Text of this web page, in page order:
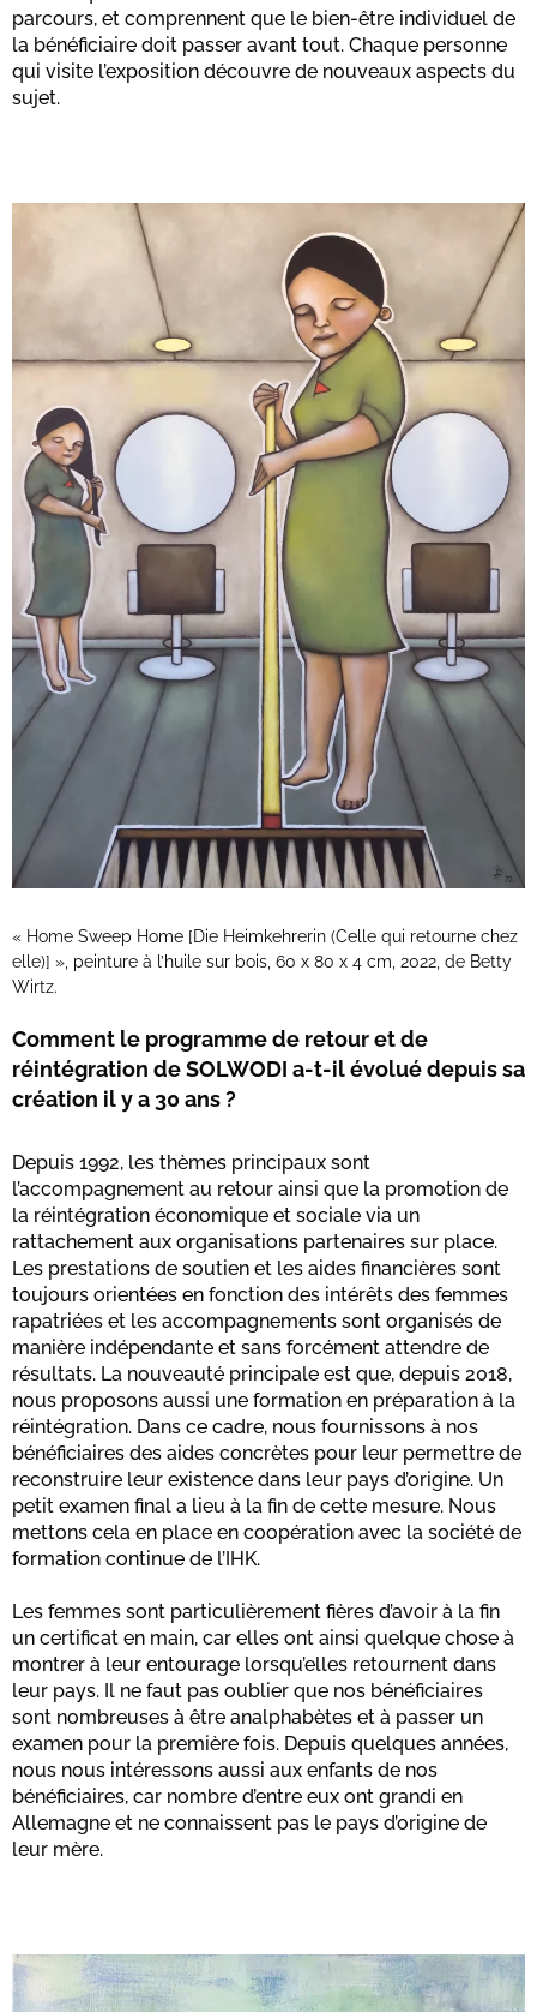
parcours, et comprennent que le bien-être individuel de
la bénéficiaire doit passer avant tout. Chaque personne
qui visite l’exposition découvre de nouveaux aspects du
sujet.
« Home Sweep Home [Die Heimkehrerin (Celle qui retourne chez
elle)] », peinture à l’huile sur bois, 60 x 80 x 4 cm, 2022, de Betty
Wirtz.
Comment le programme de retour et de
réintégration de SOLWODI a-t-il évolué depuis sa
création il y a 30 ans ?
Depuis 1992, les thèmes principaux sont
l’accompagnement au retour ainsi que la promotion de
la réintégration économique et sociale via un
rattachement aux organisations partenaires sur place.
Les prestations de soutien et les aides financières sont
toujours orientées en fonction des intérêts des femmes
rapatriées et les accompagnements sont organisés de
manière indépendante et sans forcément attendre de
résultats. La nouveauté principale est que, depuis 2018,
nous proposons aussi une formation en préparation à la
réintégration. Dans ce cadre, nous fournissons à nos
bénéficiaires des aides concrètes pour leur permettre de
reconstruire leur existence dans leur pays d’origine. Un
petit examen final a lieu à la fin de cette mesure. Nous
mettons cela en place en coopération avec la société de
formation continue de l’IHK.
Les femmes sont particulièrement fières d’avoir à la fin
un certificat en main, car elles ont ainsi quelque chose à
montrer à leur entourage lorsqu’elles retournent dans
leur pays. Il ne faut pas oublier que nos bénéficiaires
sont nombreuses à être analphabètes et à passer un
examen pour la première fois. Depuis quelques années,
nous nous intéressons aussi aux enfants de nos
bénéficiaires, car nombre d’entre eux ont grandi en
Allemagne et ne connaissent pas le pays d’origine de
leur mère.